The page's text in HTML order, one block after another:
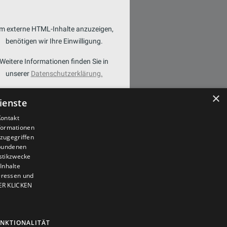
externe HTML-Inhalte anzuzeigen,
benötigen wir Ihre Einwilligung.
Weitere Informationen finden Sie in
unserer Datenschutzerklärung.
COOKIE-EINSTELLUNGEN
×
und
KLICKEN